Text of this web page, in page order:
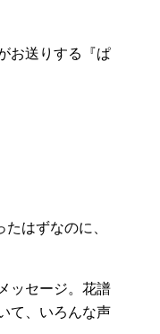
お送りする『ぱ
はずなのに、
ッセージ。花譜
て、いろんな声